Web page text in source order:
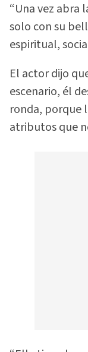
“Una vez abra
solo con su
espiritual,
El actor dijo
escenario, él
ronda, porque
atributos que